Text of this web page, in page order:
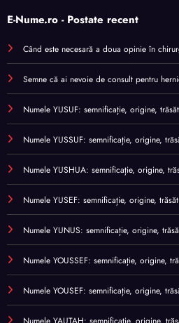
E-Nume.ro - Postate recent
Când este necesară a doua opinie în
Semne că ai nevoie de consult pentru
Numele YUSUF: semnificație, origine,
Numele YUSSUF: semnificație, origine,
Numele YUSHUA: semnificație, origine,
Numele YUSEF: semnificație, origine,
Numele YUNUS: semnificație, origine,
Numele YOUSSEF: semnificație, origine,
Numele YOUSEF: semnificație, origine,